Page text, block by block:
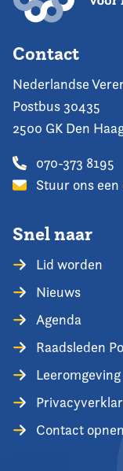
Contact
Nederlandse
Postbus 30435
2500 GK Den
070-373 8195
Stuur ons een
Snel naar
Lid worden
Nieuws
Agenda
Raadsleden
Leeromgeving
Contact